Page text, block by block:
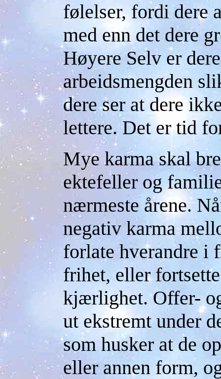
følelser, fordi dere
med enn det dere
Høyere Selv er
arbeidsmengden
dere ser at dere
lettere. Det er tid
Mye karma skal
ektefeller og
nærmeste årene.
negativ karma
forlate hverandre i
frihet, eller
kjærlighet. Offer-
ut ekstremt under
som husker at de
eller annen form,